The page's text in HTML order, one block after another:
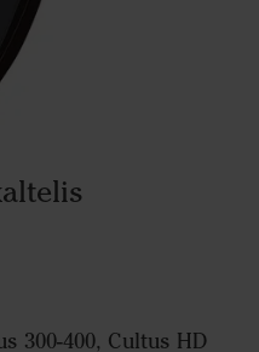
300-400, Cultus HD